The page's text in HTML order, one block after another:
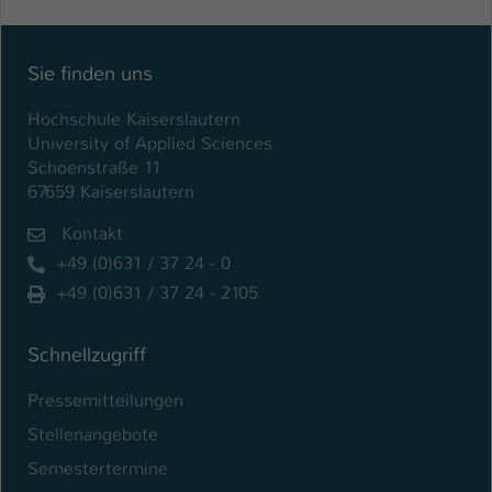
Sie finden uns
Hochschule Kaiserslautern
University of Applied Sciences
Schoenstraße 11
67659 Kaiserslautern
Kontakt
+49 (0)631 / 37 24 - 0
+49 (0)631 / 37 24 - 2105
Schnellzugriff
Pressemitteilungen
Stellenangebote
Semestertermine
generierte ID, für die historische
Name fe_typo_user / PHPSESSID
Laufzeit 1 Woche
wiedererkannt werden und es wird ihm
Zugang zu geschützten Bereichen